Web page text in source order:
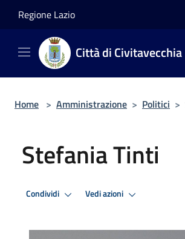
Regione Lazio
Città di Civitavecchia
Home > Amministrazione > Politici >
Stefania Tinti
Condividi Vedi azioni